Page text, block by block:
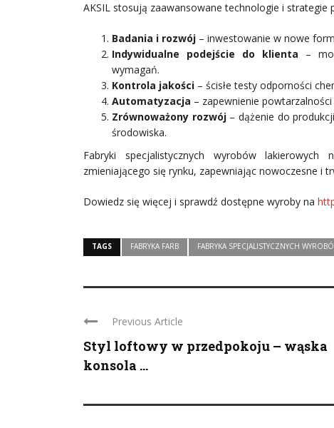
AKSIL stosują zaawansowane technologie i strategie
Badania i rozwój – inwestowanie w nowe
Indywidualne podejście do klienta –
wymagań.
Kontrola jakości – ścisłe testy odporności
Automatyzacja – zapewnienie
Zrównoważony rozwój– dążenie do
środowiska.
Fabryki specjalistycznych wyrobów
zmieniającego się rynku, zapewniając nowoczesne i
Dowiedz się więcej i sprawdź dostępne wyroby na
TAGS FABRYKA FARB FABRYKA SPECJALISTYCZNYCH
Previous Article
Styl loftowy w przedpokoju – wąska
konsola ...